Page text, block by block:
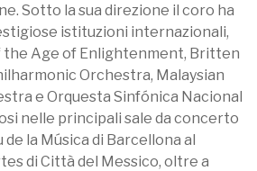
Sotto la sua direzione il coro ha
istituzioni internazionali,
the Age of Enlightenment, Britten
Orchestra, Malaysian
e Orquesta Sinfónica Nacional
nelle principali sale da concerto
de la Música di Barcellona al
di Città del Messico, oltre a